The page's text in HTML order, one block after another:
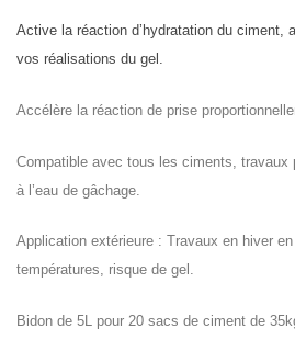
Active la réaction d’hydratation du ciment,
vos réalisations du gel.
Accélère la réaction de prise
Compatible avec tous les ciments, travaux
à l’eau de gâchage.
Application extérieure : Travaux en hiver
températures, risque de gel.
Bidon de 5L pour 20 sacs de ciment de